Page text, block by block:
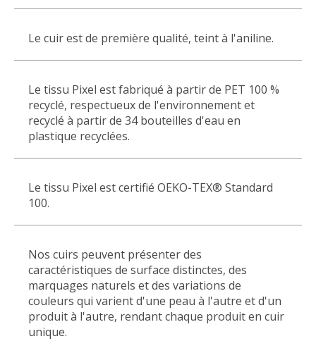
Le cuir est de première qualité, teint à l'aniline.
Le tissu Pixel est fabriqué à partir de PET 100 %
recyclé, respectueux de l'environnement et
recyclé à partir de 34 bouteilles d'eau en
plastique recyclées.
Le tissu Pixel est certifié OEKO-TEX® Standard
100.
Nos cuirs peuvent présenter des
caractéristiques de surface distinctes, des
marquages naturels et des variations de
couleurs qui varient d'une peau à l'autre et d'un
produit à l'autre, rendant chaque produit en cuir
unique.